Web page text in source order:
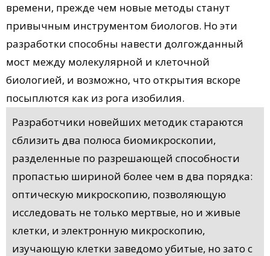
времени, прежде чем новые методы станут
привычным инструментом биологов. Но эти
разработки способны навести долгожданный
мост между молекулярной и клеточной
биологией, и возможно, что открытия вскоре
посыплются как из рога изобилия.
Разработчики новейших методик стараются
сблизить два полюса биомикроскопии,
разделенные по разрешающей способности
пропастью шириной более чем в два порядка:
оптическую микроскопию, позволяющую
исследовать не только мертвые, но и живые
клетки, и электронную микроскопию,
изучающую клетки заведомо убитые, но зато с